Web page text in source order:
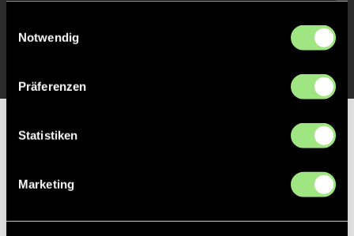
Notwendig
Präferenzen
Statistiken
Marketing
1'
Partner